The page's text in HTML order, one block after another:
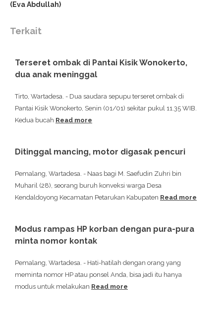
(Eva Abdullah)
Terkait
Terseret ombak di Pantai Kisik Wonokerto,
dua anak meninggal
Tirto, Wartadesa. - Dua saudara sepupu terseret ombak di
Pantai Kisik Wonokerto, Senin (01/01) sekitar pukul 11.35 WIB.
Kedua bucah Read more
Ditinggal mancing, motor digasak pencuri
Pemalang, Wartadesa. - Naas bagi M. Saefudin Zuhri bin
Muharil (28), seorang buruh konveksi warga Desa
Kendaldoyong Kecamatan Petarukan Kabupaten Read more
Modus rampas HP korban dengan pura-pura
minta nomor kontak
Pemalang, Wartadesa. - Hati-hatilah dengan orang yang
meminta nomor HP atau ponsel Anda, bisa jadi itu hanya
modus untuk melakukan Read more